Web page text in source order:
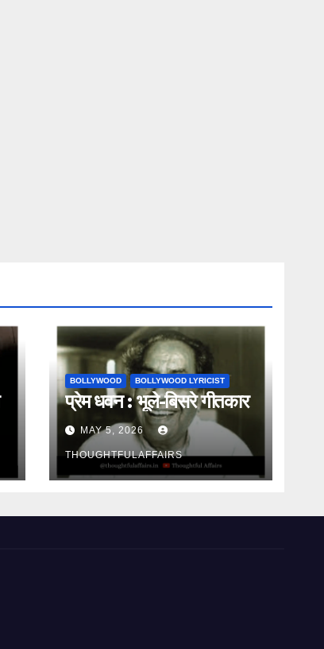
BOLLYWOOD BOLLYWOOD LYRICIST
प्रेम धवन : भूले-बिसरे गीतकार
MAY 5, 2026
THOUGHTFULAFFAIRS